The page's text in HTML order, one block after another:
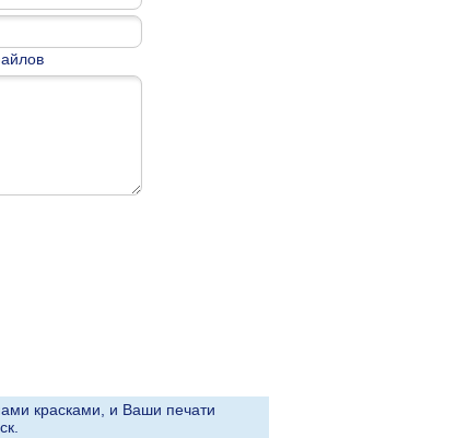
красками, и Ваши печати